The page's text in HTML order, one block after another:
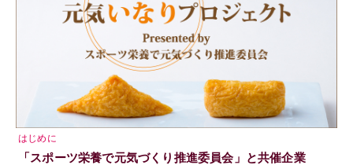
はじめに
「スポーツ栄養で元気づくり推進委員会」と共催企業